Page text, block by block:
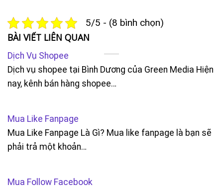
5/5 - (8 bình chọn)
BÀI VIẾT LIÊN QUAN
Dịch Vụ Shopee
Dịch vụ shopee tại Bình Dương của Green Media Hiện
nay, kênh bán hàng shopee…
Mua Like Fanpage
Mua Like Fanpage Là Gì? Mua like fanpage là bạn sẽ
phải trả một khoản…
Mua Follow Facebook